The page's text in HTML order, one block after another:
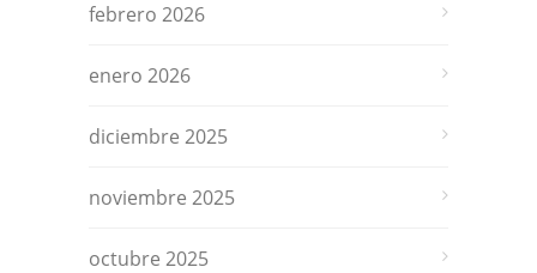
febrero 2026
enero 2026
diciembre 2025
noviembre 2025
octubre 2025